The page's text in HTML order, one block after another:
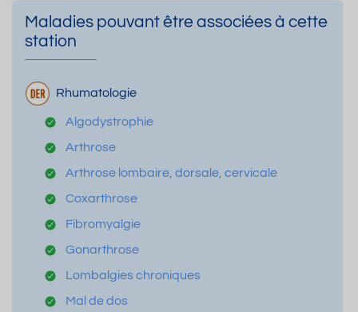
Maladies pouvant être associées à cette
station
Rhumatologie
Algodystrophie
Arthrose
Arthrose lombaire, dorsale, cervicale
Coxarthrose
Fibromyalgie
Gonarthrose
Lombalgies chroniques
Mal de dos